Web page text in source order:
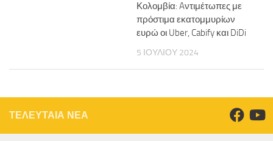
Κολομβία: Aντιμέτωπες με
πρόστιμα εκατομμυρίων
ευρώ οι Uber, Cabify και DiDi
5 ΙΟΥΛΊΟΥ 2024
ΤΕΛΕΥΤΑΙΑ ΝΕΑ